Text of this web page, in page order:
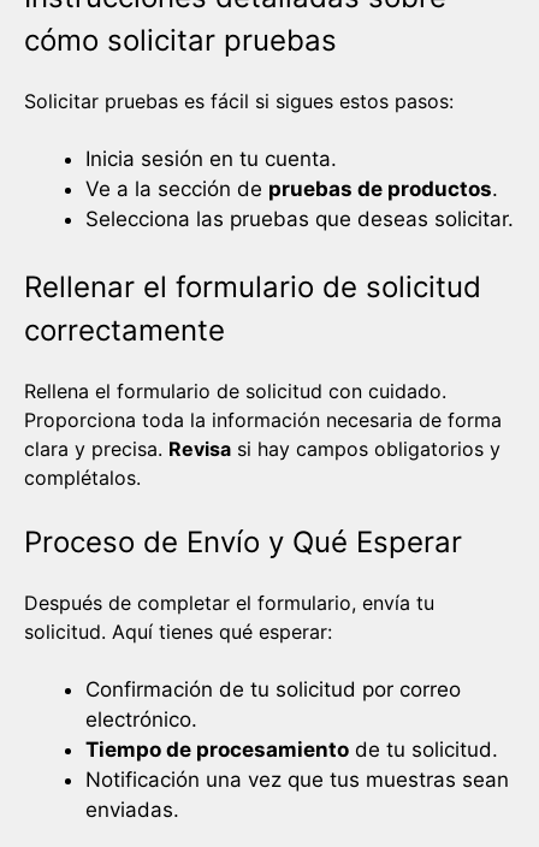
cómo solicitar pruebas
Solicitar pruebas es fácil si sigues estos pasos:
Inicia sesión en tu cuenta.
Ve a la sección de pruebas de productos.
Selecciona las pruebas que deseas solicitar.
Rellenar el formulario de solicitud
correctamente
Rellena el formulario de solicitud con cuidado.
Proporciona toda la información necesaria de forma
clara y precisa. Revisa si hay campos obligatorios y
complétalos.
Proceso de Envío y Qué Esperar
Después de completar el formulario, envía tu
solicitud. Aquí tienes qué esperar:
Confirmación de tu solicitud por correo
electrónico.
Tiempo de procesamiento de tu solicitud.
Notificación una vez que tus muestras sean
enviadas.